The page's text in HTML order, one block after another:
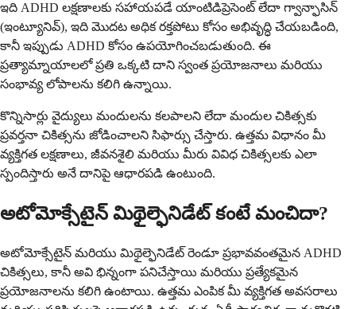
ఇది ADHD లక్షణాలకు సహాయపడే యాంటిడిప్రెసెంట్ లేదా గ్వాన్ఫాసిన్
(ఇంట్యూనివ్), ఇది మొదట అధిక రక్తపోటు కోసం అభివృద్ధి చేయబడింది,
కానీ ఇప్పుడు ADHD కోసం ఉపయోగించబడుతుంది. ఈ
ప్రత్యామ్నాయాలలో ప్రతి ఒక్కటి దాని స్వంత ప్రయోజనాలు మరియు
సంభావ్య లోపాలను కలిగి ఉన్నాయి.
కొన్నిసార్లు వైద్యులు మందులను కలపాలని లేదా మందుల చికిత్సకు
ప్రవర్తనా చికిత్సను జోడించాలని సిఫార్సు చేస్తారు. ఉత్తమ విధానం మీ
వ్యక్తిగత లక్షణాలు, జీవనశైలి మరియు మీరు వివిధ చికిత్సలకు ఎలా
స్పందిస్తారు అనే దానిపై ఆధారపడి ఉంటుంది.
అటోమోక్సేటైన్ మిథైల్ఫెనిడేట్ కంటే మంచిదా?
అటోమోక్సేటైన్ మరియు మిథైల్ఫెనిడేట్ రెండూ ప్రభావవంతమైన ADHD
చికిత్సలు, కానీ అవి భిన్నంగా పనిచేస్తాయి మరియు ప్రత్యేకమైన
ప్రయోజనాలను కలిగి ఉంటాయి. ఉత్తమ ఎంపిక మీ వ్యక్తిగత అవసరాలు